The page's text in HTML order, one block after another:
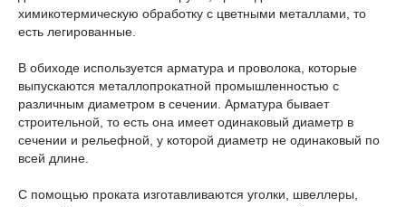
химикотермическую обработку с цветными металлами, то
есть легированные.
В обиходе используется арматура и проволока, которые
выпускаются металлопрокатной промышленностью с
различным диаметром в сечении. Арматура бывает
строительной, то есть она имеет одинаковый диаметр в
сечении и рельефной, у которой диаметр не одинаковый по
всей длине.
С помощью проката изготавливаются уголки, швеллеры,